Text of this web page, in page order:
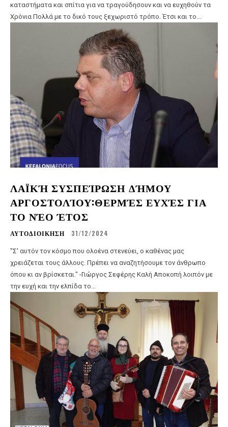
καταστήματα και σπίτια για να τραγούδησουν και να ευχηθούν τα
Χρόνια Πολλά με το δικό τους ξεχωριστό τρόπο. Έτσι και το...
ΛΑΪΚΉ ΣΥΣΠΕΊΡΩΣΗ ΔΉΜΟΥ
ΑΡΓΟΣΤΟΛΊΟΥ:ΘΕΡΜΈΣ ΕΥΧΈΣ ΓΙΑ
ΤΟ ΝΈΟ ΈΤΟΣ
ΑΥΤΟΔΙΟΙΚΗΣΗ 31/12/2024
"Σ' αυτόν τον κόσμο που ολοένα στενεύει, ο καθένας μας
χρειάζεται τους άλλους. Πρέπει να αναζητήσουμε τον άνθρωπο
όπου κι αν βρίσκεται." -Γιώργος Σεφέρης Καλή Αποκοπή λοιπόν με
την ευχή και την ελπίδα το...